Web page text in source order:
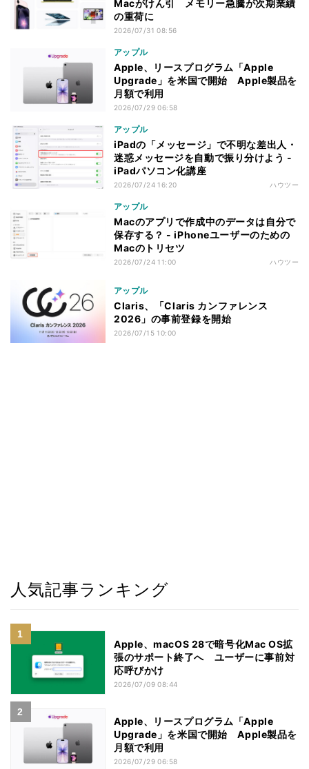
Macがけん引 メモリー急騰が次期業績
の重荷に
2026/07/31 08:56
アップル
Apple、リースプログラム「Apple
Upgrade」を米国で開始 Apple製品を
月額で利用
2026/07/29 06:58
アップル
iPadの「メッセージ」で不明な差出人・
迷惑メッセージを自動で振り分けよう -
iPadパソコン化講座
2026/07/24 16:20 ハウツー
アップル
Macのアプリで作成中のデータは自分で
保存する？ - iPhoneユーザーのための
Macのトリセツ
2026/07/24 11:00 ハウツー
アップル
Claris、「Claris カンファレンス
2026」の事前登録を開始
2026/07/15 10:00
人気記事ランキング
Apple、macOS 28で暗号化Mac OS拡
張のサポート終了へ ユーザーに事前対
応呼びかけ
2026/07/09 08:44
Apple、リースプログラム「Apple
Upgrade」を米国で開始 Apple製品を
月額で利用
2026/07/29 06:58